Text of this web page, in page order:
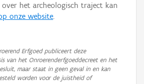
het archeologisch traject kan
onze website.
Erfgoed publiceert deze
van het Onroerenderfgoeddecreet en het
maar staat in geen geval in en kan
worden voor de juistheid of